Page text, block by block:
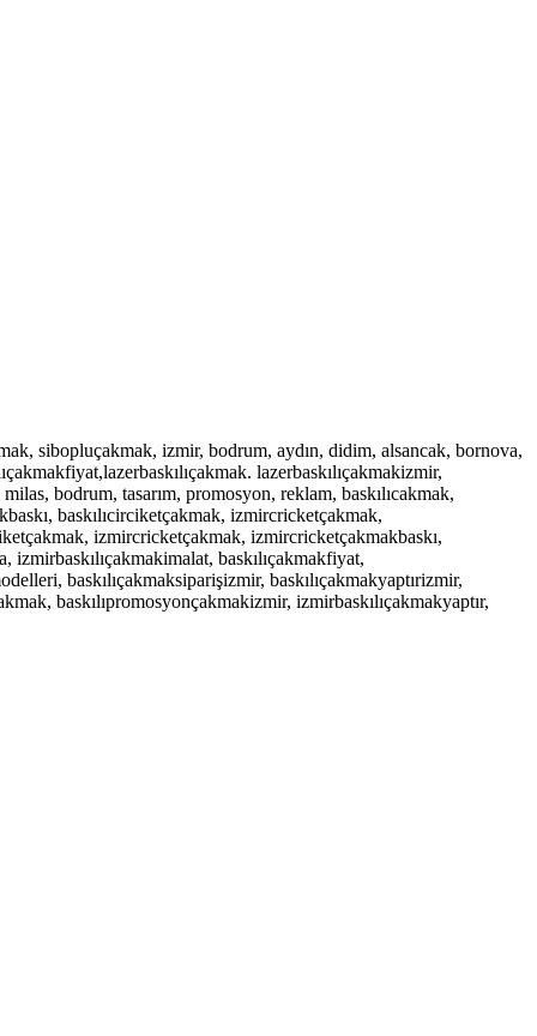
sibopluçakmak, izmir, bodrum, aydın, didim, alsancak, bornova,
lazerbaskılıçakmakizmir,
bodrum, tasarım, promosyon, reklam, baskılıcakmak,
baskılıcirciketçakmak, izmircricketçakmak,
izmircricketçakmak, izmircricketçakmakbaskı,
izmirbaskılıçakmakimalat, baskılıçakmakfiyat,
baskılıçakmaksiparişizmir, baskılıçakmakyaptırizmir,
baskılıpromosyonçakmakizmir, izmirbaskılıçakmakyaptır,